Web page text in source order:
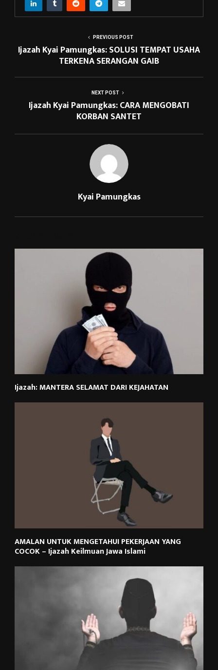
PREVIOUS POST
Ijazah Kyai Pamungkas: SOLUSI TEMPAT USAHA
TERKENA SERANGAN GAIB
NEXT POST
Ijazah Kyai Pamungkas: CARA MENGOBATI
KORBAN SANTET
Kyai Pamungkas
Ijazah: MANTERA SELAMAT DARI KEJAHATAN
AMALAN UNTUK MENGETAHUI PEKERJAAN YANG
COCOK – Ijazah Keilmuan Jawa Islami